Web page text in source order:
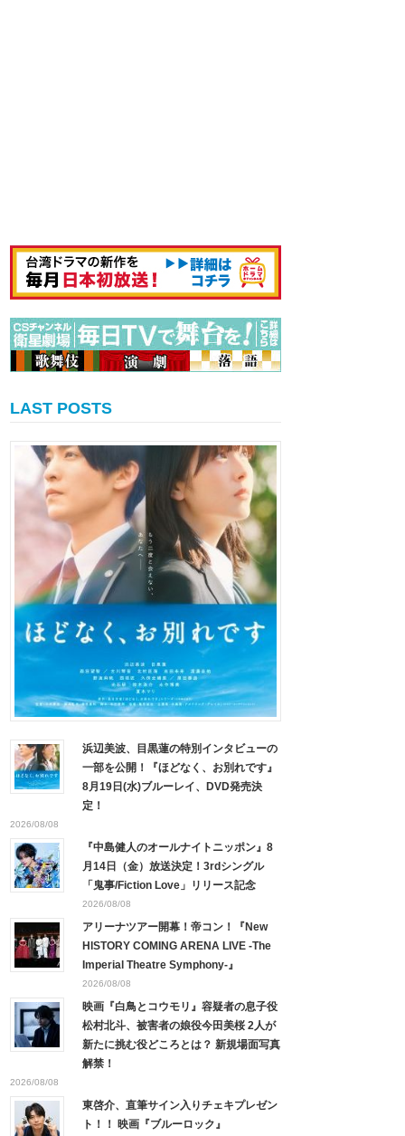
LAST POSTS
浜辺美波、目黒蓮の特別インタビューの
一部を公開！『ほどなく、お別れです』
8月19日(水)ブルーレイ、DVD発売決
定！
2026/08/08
『中島健人のオールナイトニッポン』8
月14日（金）放送決定！3rdシングル
「鬼事/Fiction Love」リリース記念
2026/08/08
アリーナツアー開幕！帝コン！『New
HISTORY COMING ARENA LIVE -The
Imperial Theatre Symphony-』
2026/08/08
映画『白鳥とコウモリ』容疑者の息子役
松村北斗、被害者の娘役今田美桜 2人が
新たに挑む役どころとは？ 新規場面写真
解禁！
2026/08/08
東啓介、直筆サイン入りチェキプレゼン
ト！！ 映画『ブルーロック』